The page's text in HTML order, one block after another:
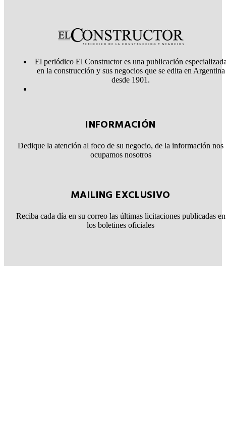
El periódico El Constructor es una publicación
en la construcción y sus negocios que se edita en Argentina
desde 1901.
INFORMACIÓN
Dedique la atención al foco de su negocio, de la información nos
ocupamos nosotros
MAILING EXCLUSIVO
Reciba cada día en su correo las últimas licitaciones publicadas en
los boletines oficiales